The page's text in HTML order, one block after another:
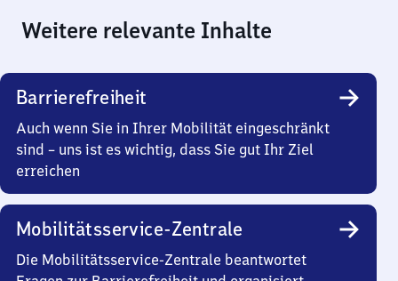
Weitere relevante Inhalte
Barrierefreiheit
Auch wenn Sie in Ihrer Mobilität eingeschränkt
sind – uns ist es wichtig, dass Sie gut Ihr Ziel
erreichen
Mobilitätsservice-Zentrale
Die Mobilitätsservice-Zentrale beantwortet